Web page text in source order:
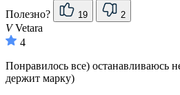
Полезно? 19 2
VVetara
4
Понравилось все) останавливаюсь
держит марку)